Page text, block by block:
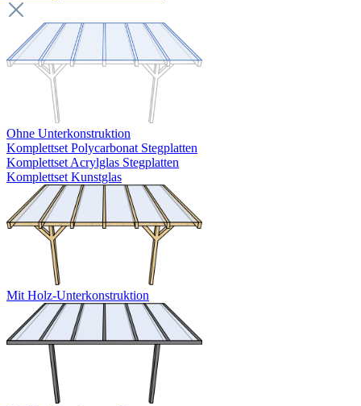
Ohne Unterkonstruktion
Komplettset Polycarbonat Stegplatten
Komplettset Acrylglas Stegplatten
Komplettset Kunstglas
Mit Holz-Unterkonstruktion